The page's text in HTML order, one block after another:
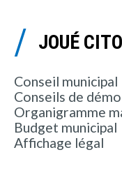
JOUÉ
Conseil municipal
Conseils de
Organigramme
Budget municipal
Affichage légal